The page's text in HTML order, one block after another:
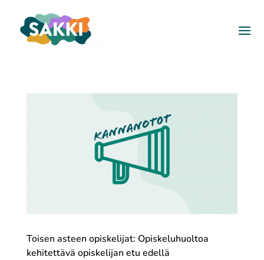
Toisen asteen opiskelijat: Opiskeluhuoltoa
kehitettävä opiskelijan etu edellä